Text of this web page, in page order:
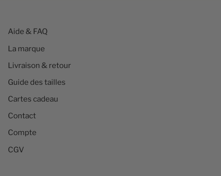
Aide & FAQ
La marque
Livraison & retour
Guide des tailles
Cartes cadeau
Contact
Compte
CGV